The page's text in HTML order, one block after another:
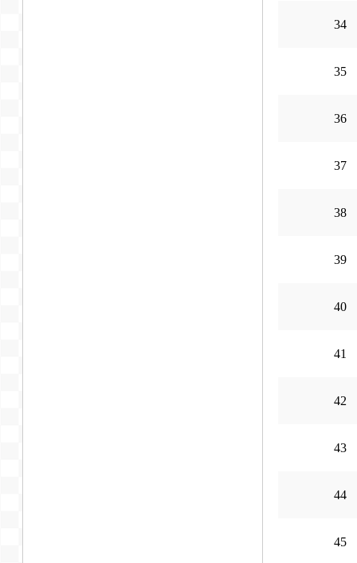
34
35
36
37
38
39
40
41
42
43
44
45